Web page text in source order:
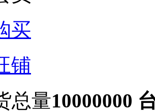
买
铺
总量10000000